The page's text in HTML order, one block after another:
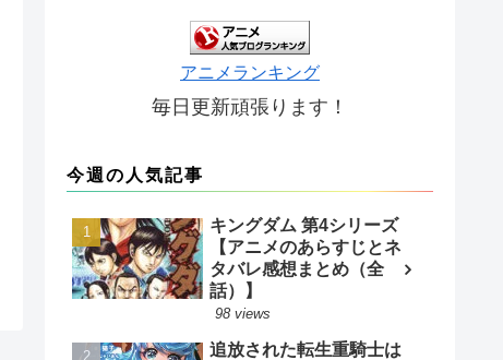
アニメランキング
毎日更新頑張ります！
今週の人気記事
キングダム 第4シリーズ
【アニメのあらすじとネ
タバレ感想まとめ（全
話）】
98 views
追放された転生重騎士は